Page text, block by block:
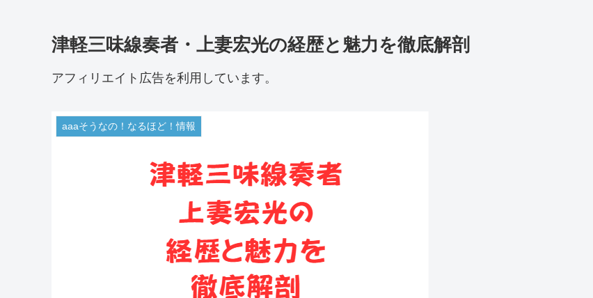
津軽三味線奏者・上妻宏光の経歴と魅力を徹底解剖
アフィリエイト広告を利用しています。
aaaそうなの！なるほど！情報